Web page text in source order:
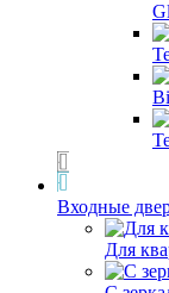
Входные
Для